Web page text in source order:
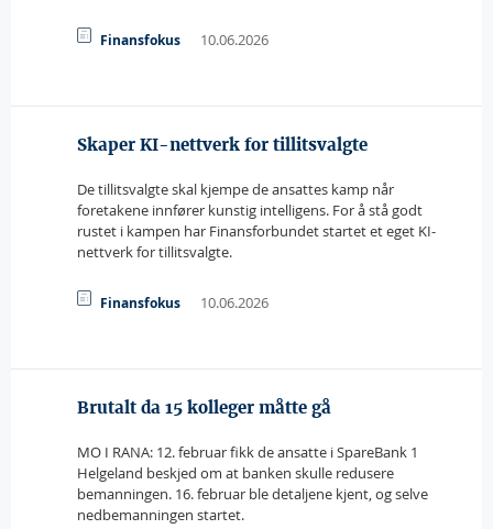
Finansfokus 10.06.2026
Skaper KI-nettverk for tillitsvalgte
De tillitsvalgte skal kjempe de ansattes kamp når
foretakene innfører kunstig intelligens. For å stå godt
rustet i kampen har Finansforbundet startet et eget KI-
nettverk for tillitsvalgte.
Finansfokus 10.06.2026
Brutalt da 15 kolleger måtte gå
MO I RANA: 12. februar fikk de ansatte i SpareBank 1
Helgeland beskjed om at banken skulle redusere
bemanningen. 16. februar ble detaljene kjent, og selve
nedbemanningen startet.